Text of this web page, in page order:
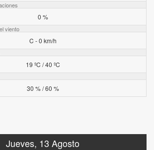
0 %
viento
C - 0 km/h
19 ºC / 40 ºC
30 % / 60 %
Jueves, 13 Agosto